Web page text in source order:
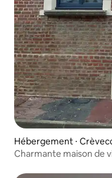
Hébergement ⋅
Charmante maison de